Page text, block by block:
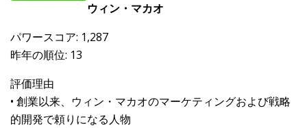
ウィン・マカオ
パワースコア: 1,287
昨年の順位: 13
評価理由
• 創業以来、ウィン・マカオのマーケティングおよび戦略
的開発で頼りになる人物